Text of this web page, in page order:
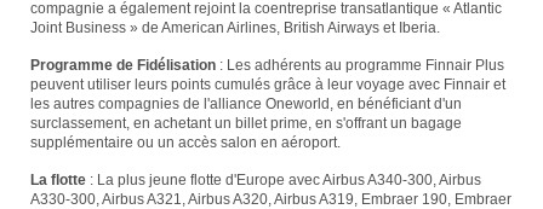
compagnie a également rejoint la coentreprise transatlantique « Atlantic
Joint Business » de American Airlines, British Airways et Iberia.
Programme de Fidélisation : Les adhérents au programme Finnair Plus
peuvent utiliser leurs points cumulés grâce à leur voyage avec Finnair et
les autres compagnies de l'alliance Oneworld, en bénéficiant d'un
surclassement, en achetant un billet prime, en s'offrant un bagage
supplémentaire ou un accès salon en aéroport.
La flotte : La plus jeune flotte d'Europe avec Airbus A340-300, Airbus
A330-300, Airbus A321, Airbus A320, Airbus A319, Embraer 190, Embraer